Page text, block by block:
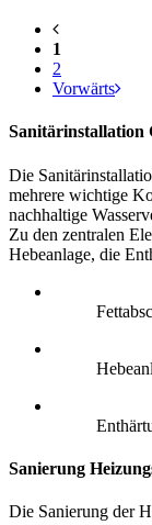
1
2
Vorwärts
Sanitärinstallation
Die
mehrere wichtige
nachhaltige
Zu den zentralen
Hebeanlage, die
Sanierung
Die Sanierung der